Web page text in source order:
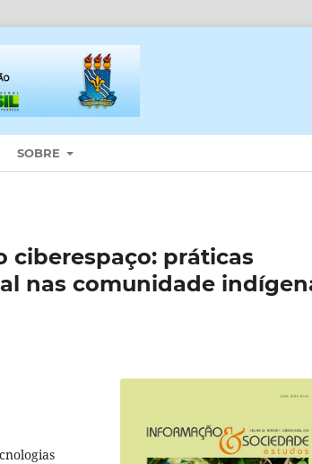
SOBRE
ciberespaço: práticas
nas comunidade